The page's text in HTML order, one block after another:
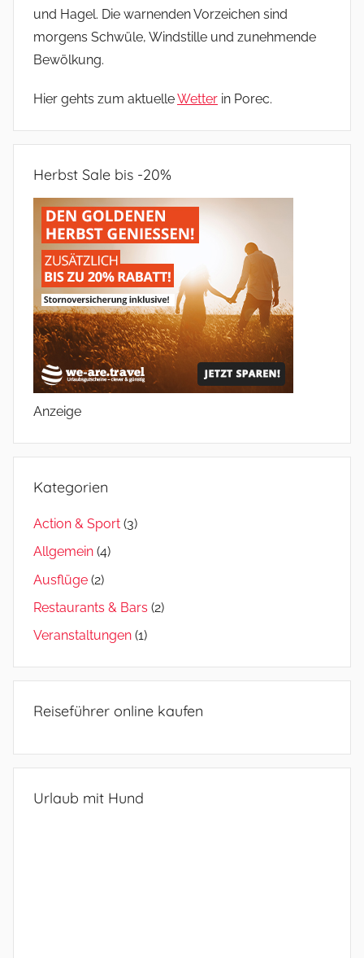
und Hagel. Die warnenden Vorzeichen sind
morgens Schwüle, Windstille und zunehmende
Bewölkung.
Hier gehts zum aktuelleWetter in Porec.
Herbst Sale bis -20%
Anzeige
Kategorien
Action & Sport (3)
Allgemein (4)
Ausflüge (2)
Restaurants & Bars (2)
Veranstaltungen (1)
Reiseführer online kaufen
Urlaub mit Hund